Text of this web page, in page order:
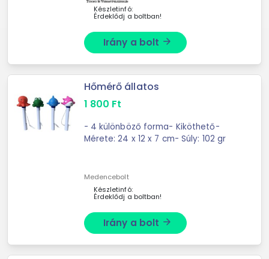
Készletinfó:
Érdeklődj a boltban!
Irány a bolt arrow_forward
Hőmérő állatos
1 800 Ft
- 4 különböző forma- Kiköthető-
Mérete: 24 x 12 x 7 cm- Súly: 102 gr
Medencebolt
Készletinfó:
Érdeklődj a boltban!
Irány a bolt arrow_forward